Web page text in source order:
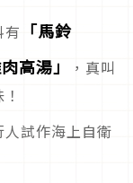
「馬鈴
高湯」
，真叫
試作海上自衛